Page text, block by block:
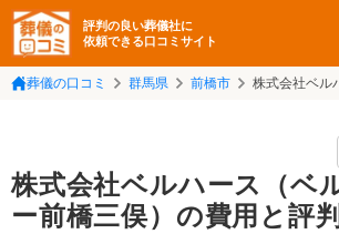
評判の良い葬儀社に
依頼できる口コミサイト
葬儀の口コミ 群馬県 前橋市 株式会社ベル
株式会社ベルハース（ベ
ー前橋三俣）の費用と評